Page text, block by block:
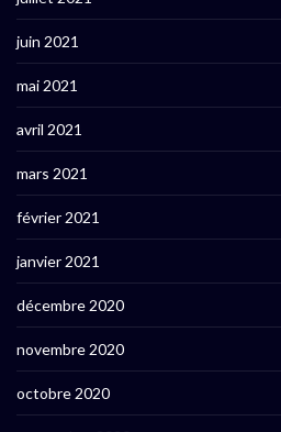
juin 2021
mai 2021
avril 2021
mars 2021
février 2021
janvier 2021
décembre 2020
novembre 2020
octobre 2020